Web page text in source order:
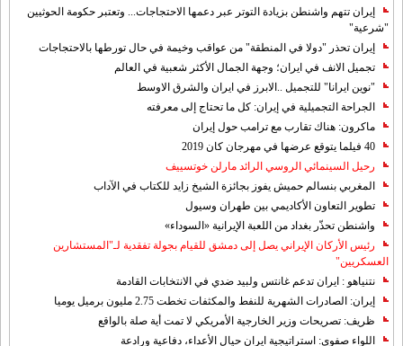
إيران تتهم واشنطن بزيادة التوتر عبر دعمها الاحتجاجات... وتعتبر حكومة الحوثيين
"شرعية"
إيران تحذر "دولا في المنطقة" من عواقب وخيمة في حال تورطها بالاحتجاجات
تجميل الانف في ايران؛ وجهة الجمال الأكثر شعبية في العالم
"نوين ايرانا" للتجميل ..الابرز في ايران والشرق الاوسط
الجراحة التجميلية في إيران: كل ما تحتاج إلى معرفته
ماكرون: هناك تقارب مع ترامب حول إيران
40 فيلما يتوقع عرضها في مهرجان كان 2019
رحيل السينمائي الروسي الرائد مارلن خوتسييف
المغربي بنسالم حميش يفوز بجائزة الشيخ زايد للكتاب في الآداب
تطوير التعاون الأكاديمي بين طهران وسيول
واشنطن تحذّر بغداد من اللعبة الإيرانية «السوداء»
رئيس الأركان الإيراني يصل إلى دمشق للقيام بجولة تفقدية لـ"المستشارين
العسكريين"
نتنياهو : ايران تدعم غانتس ولبيد ضدي في الانتخابات القادمة
إيران: الصادرات الشهریة للنفط والمكثفات تخطت 2.75 مليون برميل يوميا
ظريف: تصريحات وزير الخارجية الأمريكي لا تمت أية صلة بالواقع
اللواء صفوي: استراتيجية ايران حيال الأعداء، دفاعية ورادعة